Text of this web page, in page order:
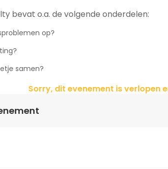
bevat o.a. de volgende onderdelen:
op?
samen?
Sorry, dit evenement is verlopen